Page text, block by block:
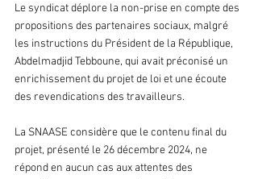
Le syndicat déplore la non-prise en compte des
propositions des partenaires sociaux, malgré
les instructions du Président de la République,
Abdelmadjid Tebboune, qui avait préconisé un
enrichissement du projet de loi et une écoute
des revendications des travailleurs.
La SNAASE considère que le contenu final du
projet, présenté le 26 décembre 2024, ne
répond en aucun cas aux attentes des